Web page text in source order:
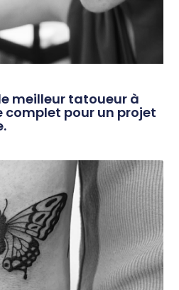
meilleur tatoueur à
complet pour un projet